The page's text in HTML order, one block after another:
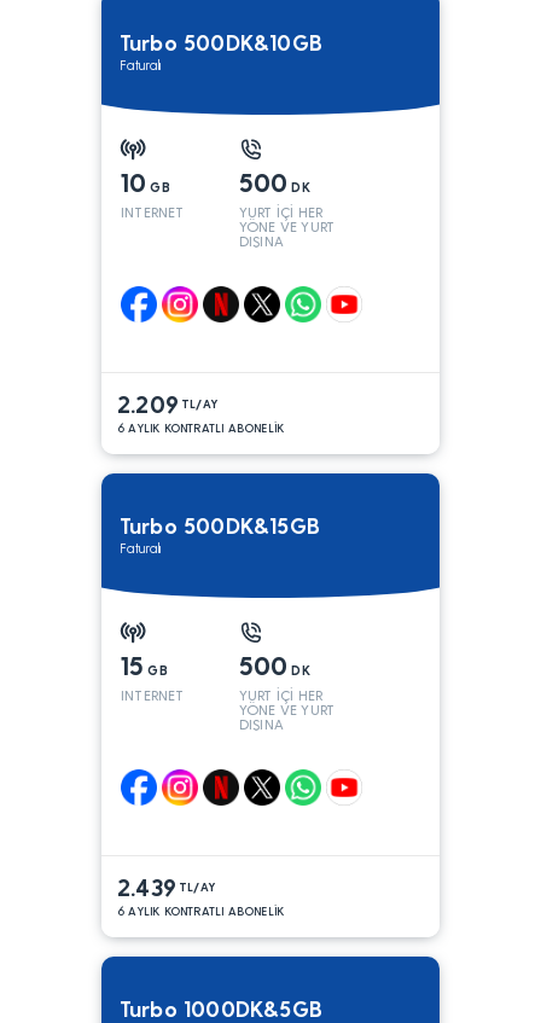
Turbo 500DK&10GB
Faturalı
10 GB
INTERNET
500 DK
YURT İÇİ HER
YÖNE VE YURT
DIŞINA
2.209 TL/AY
6 AYLIK KONTRATLI ABONELİK
Turbo 500DK&15GB
Faturalı
15 GB
INTERNET
500 DK
YURT İÇİ HER
YÖNE VE YURT
DIŞINA
2.439 TL/AY
6 AYLIK KONTRATLI ABONELİK
Turbo 1000DK&5GB